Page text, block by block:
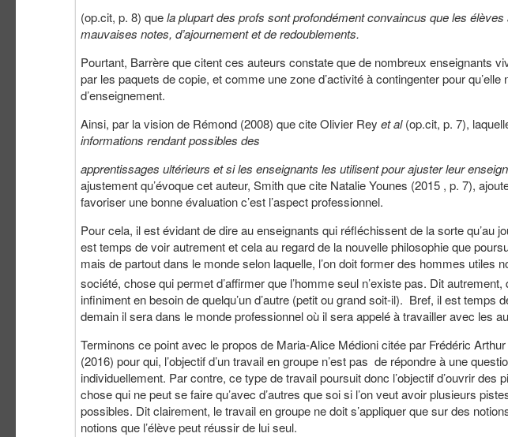
(op.cit, p. 8) quela plupart des profs sont profondément convaincus que les
mauvaises notes, d’ajournement et de redoublements.
Pourtant, Barrère que citent ces auteurs constate que de nombreux enseignants
par les paquets de copie, et comme une zone d’activité à contingenter pour
d’enseignement.
Ainsi, par la vision de Rémond (2008) que cite Olivier Rey et al(op.cit, p. 7),
informations rendant possibles des
apprentissages ultérieurs et si les enseignants les utilisent pour ajuster leur
ajustement qu’évoque cet auteur, Smith que cite Natalie Younes (2015 , p. 7),
favoriser une bonne évaluation c’est l’aspect professionnel.
Pour cela, il est évidant de dire au enseignants qui réfléchissent de la sorte qu’au
est temps de voir autrement et cela au regard de la nouvelle philosophie que
mais de partout dans le monde selon laquelle, l’on doit former des hommes utiles
société, chose qui permet d’affirmer que l’homme seul n’existe pas. Dit
infiniment en besoin de quelqu’un d’autre (petit ou grand soit-il). Bref, il est temps
demain il sera dans le monde professionnel où il sera appelé à travailler avec les
Terminons ce point avec le propos de Maria-Alice Médioni citée par Frédéric
(2016) pour qui, l’objectif d’un travail en groupe n’est pas de répondre à une
individuellement. Par contre, ce type de travail poursuit donc l’objectif d’ouvrir des
chose qui ne peut se faire qu’avec d’autres que soi si l’on veut avoir plusieurs
possibles. Dit clairement, le travail en groupe ne doit s’appliquer que sur des
notions que l’élève peut réussir de lui seul.